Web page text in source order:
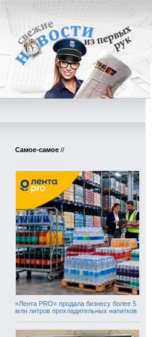
Самое-самое //
«Лента PRO» продала бизнесу более 5
млн литров прохладительных напитков